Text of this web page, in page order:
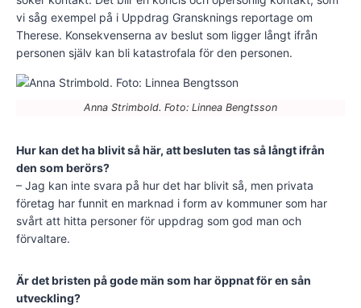
vi såg exempel på i Uppdrag Gransknings reportage om
Therese. Konsekvenserna av beslut som ligger långt ifrån
personen själv kan bli katastrofala för den personen.
Anna Strimbold. Foto: Linnea Bengtsson
Hur kan det ha blivit så här, att besluten tas så långt ifrån
den som berörs?
– Jag kan inte svara på hur det har blivit så, men privata
företag har funnit en marknad i form av kommuner som har
svårt att hitta personer för uppdrag som god man och
förvaltare.
Är det bristen på gode män som har öppnat för en sån
utveckling?